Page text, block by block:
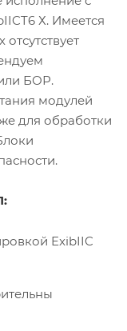
Х. Имеется
БОР.
модулей
для обработки
ExibIIC